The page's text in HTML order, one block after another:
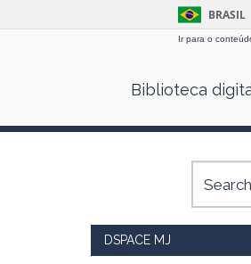
BRASIL
Ir para o
Biblioteca
DSPACE MJ